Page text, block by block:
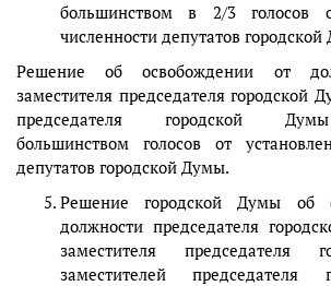
большинством в 2/3 голосов
численности депутатов
Решение об освобождении от
заместителя председателя городской
председателя городской
большинством голосов от
депутатов городской Думы.
Решение городской Думы об
должности председателя
заместителя председателя
заместителей председателя